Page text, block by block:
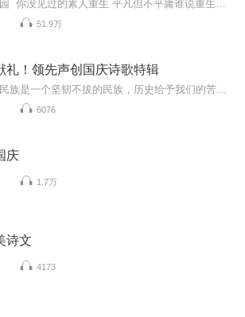
51.9万
礼！领先声创国庆诗歌特辑
6076
庆
1.7万
诗文
4173